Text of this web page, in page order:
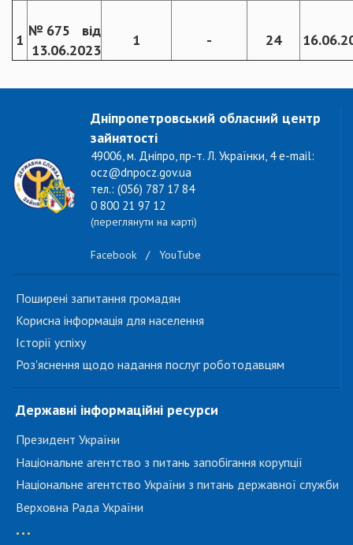
1
№ 675 від
13.06.2023
1 - 24
Дніпропетровський обласний центр
зайнятості
49006, м. Дніпро, пр-т. Л. Українки, 4 e-mail:
ocz@dnpocz.gov.ua
тел.: (056) 787 17 84
0 800 21 97 12
(переглянути на карті)
Facebook / YouTube
Поширені запитання громадян
Корисна інформація для населення
Історії успіху
Роз'яснення щодо надання послуг роботодавцям
Державні інформаційні ресурси
Президент України
Національне агентство з питань запобігання корупції
Національне агентство України з питань державної служби
Верховна Рада України
...